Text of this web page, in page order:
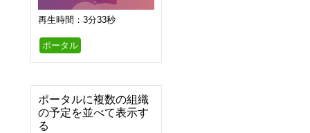
再生時間：3分33秒
ポータル
ポータルに複数の組織
の予定を並べて表示す
る